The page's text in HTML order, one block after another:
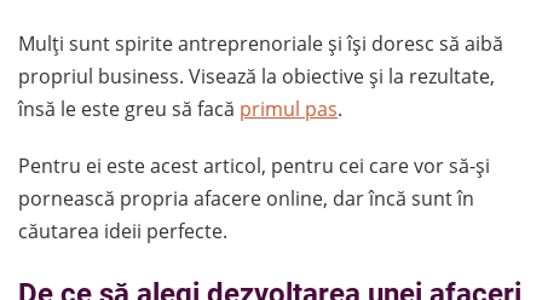
Mulți sunt spirite antreprenoriale și își doresc să aibă
propriul business. Visează la obiective și la rezultate,
însă le este greu să facă primul pas.
Pentru ei este acest articol, pentru cei care vor să-și
pornească propria afacere online, dar încă sunt în
căutarea ideii perfecte.